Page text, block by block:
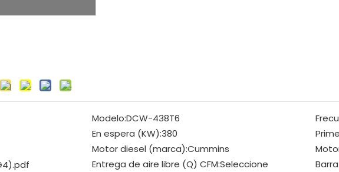
Modelo:DCW-438T6
En espera (KW):380
Motor diesel (marca):Cummins
Entrega de aire libre (Q) CFM:Seleccione